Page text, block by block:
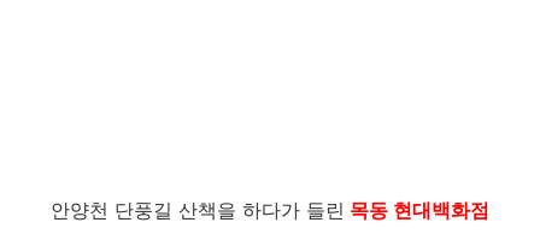
안양천 단풍길 산책을 하다가 들린 목동 현대백화점